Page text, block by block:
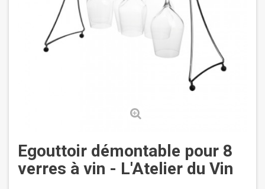
Egouttoir démontable pour 8
verres à vin - L'Atelier du Vin